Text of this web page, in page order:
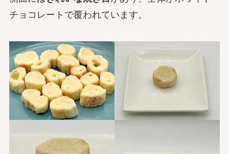
チョコレートで覆われています。